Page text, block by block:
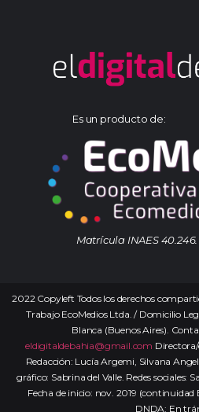
Es un producto de:
Matrícula INAES 40.246.
2022 Copyleft Todos los derechos
Trabajo EcoMedios Ltda. / Domicilio
Blanca (Buenos Aires).
eldigitaldebahia@gmail.com
Redacción: Lucía Argemi, Silvana
gráfico: Sabrina del Valle. Redes sociales:
Fecha de inicio: nov. 2019
DNDA: En